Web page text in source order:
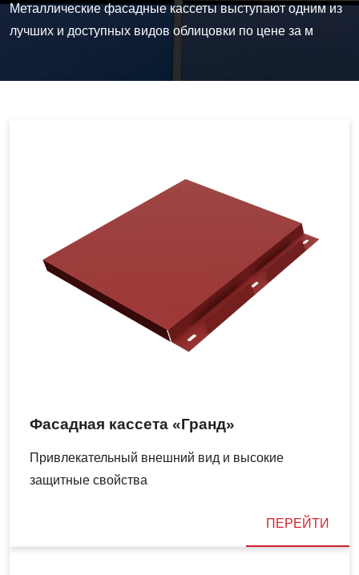
Металлические фасадные кассеты выступают одним из
лучших и доступных видов облицовки по цене за м
Фасадная кассета «Гранд»
Привлекательный внешний вид и высокие
защитные свойства
ПЕРЕЙТИ